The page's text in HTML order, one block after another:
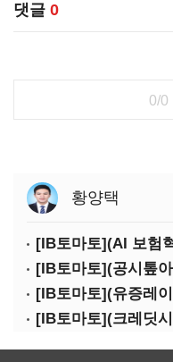
댓글 0
0/0
황양택